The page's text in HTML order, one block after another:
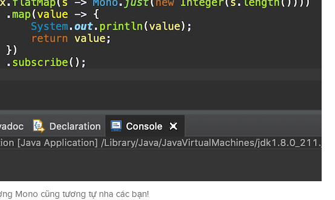
Mono cũng tương tự nha các bạn!